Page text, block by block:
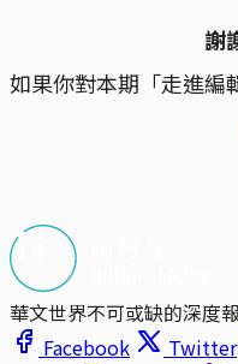
謝
如果你對本期「走進編
華文世界不可或缺的深度
Facebook
Twitter